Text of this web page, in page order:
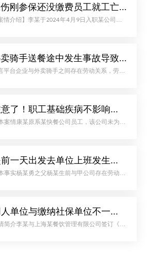
当前工伤认定案件痛点，并发布典型案例，明
项争议难题的裁判标准，为劳动者维权、企业
用工提供清晰指引。一、基本案情2022年11
工伤刚参保还没缴费员工就工亡，巨额赔偿谁来赔？
情介绍】李某于2024年4月9日入职某公司。
公司的《社会保险投保申报表》记载显示，该
自助服务一体机查询显示，李某工伤保险的参
期均为2024年4月13日，参保状态为参保缴
但系统同时显示，李
外卖骑手送餐途中发生事故导致工伤的审查认定
平台企业与外卖骑手之间存在劳动关系，劳动
完成外卖配送任务的合理期间和所必经的合理
致申请人李某受伤申请认定为工伤。签订劳动
：2024年7月20日，李某入职于甘肃某电子商
限公司，双方签订劳动合同，约定
注意了！职工基础疾病不影响工伤保险待遇的享受！
案情康某原系某快餐公司员工，该公司未为康
缴纳工伤保险。2019年8月，康某在上班途中发
鉴定意见为康某眼球破裂是案涉事故及自身疾
因素作用的结果，案涉事故为参与度25%的次
素，自身疾病为主要因素。某快餐公司在行
提前一天出发去单位上班发生交通事故死亡，能认工亡吗？
事实杨某勇之父杨某生前与甲公司存在劳动关
，甲公司为杨某安排有宿舍。甲公司2018年1月6
从家中出行，当日17时35分许杨某行驶至绵盐
路段（永明两河路口）左转往永明
向时发生交通事
用人单位与缴纳社保单位不一致，工伤保险待遇如何支付？
简介李某与上海某餐饮管理有限公司签订《劳
同》，担任经理一职，因李某入职后常居地及